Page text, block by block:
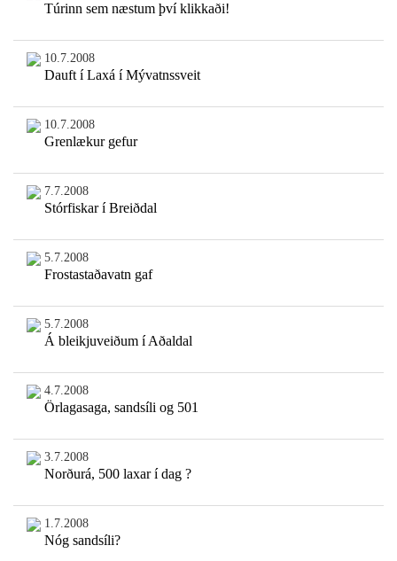
Túrinn sem næstum því klikkaði!
10.7.2008
Dauft í Laxá í Mývatnssveit
10.7.2008
Grenlækur gefur
7.7.2008
Stórfiskar í Breiðdal
5.7.2008
Frostastaðavatn gaf
5.7.2008
Á bleikjuveiðum í Aðaldal
4.7.2008
Örlagasaga, sandsíli og 501
3.7.2008
Norðurá, 500 laxar í dag ?
1.7.2008
Nóg sandsíli?